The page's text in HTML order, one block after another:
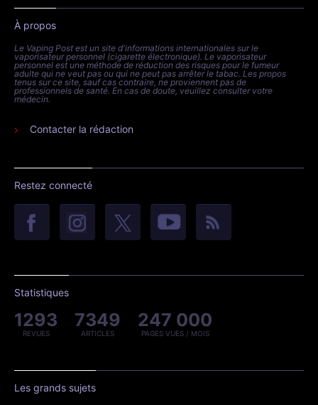
À propos
Le Vaping Post est un site d'informations internationales sur le
vaporisateur personnel (cigarette électronique). Le vaporisateur
personnel est une méthode de réduction des risques pour le fumeur
adulte qui ne veut pas ou qui ne peut pas arrêter le tabac. Les propos
tenus sur ce site, sauf cas contraire, ne proviennent pas de
professionnels de santé. En cas de doute, veuillez consulter votre
médecin.
Contacter la rédaction
Restez connecté
Statistiques
1293
REVUES
7349
ARTICLES
247 000
PAGES VUES / MOIS
Les grands sujets